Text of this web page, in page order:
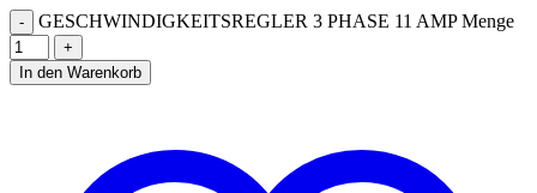
GESCHWINDIGKEITSREGLER 3 PHASE 11 AMP Menge
In den Warenkorb